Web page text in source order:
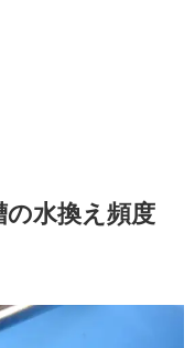
の水換え頻度